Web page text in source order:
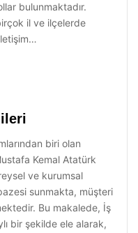
bulunmaktadır.
il ve ilçelerde
biri olan
Kemal Atatürk
ve kurumsal
sunmakta, müşteri
Bu makalede, İş
bir şekilde ele alarak,